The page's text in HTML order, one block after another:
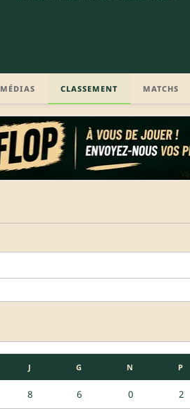
MÉDIAS CLASSEMENT MATCHS
J G N P
8 6 0 2